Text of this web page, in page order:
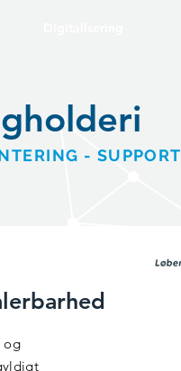
- SUPPORT
og